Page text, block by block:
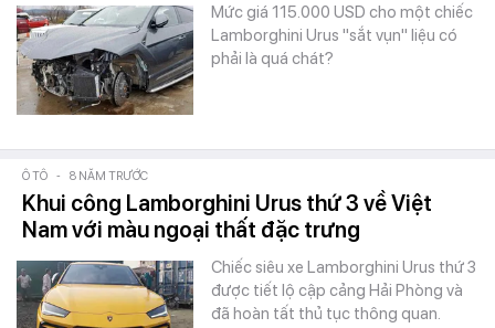
Mức giá 115.000 USD cho một chiếc
Lamborghini Urus "sắt vụn" liệu có
phải là quá chát?
Ô TÔ - 8 NĂM TRƯỚC
Khui công Lamborghini Urus thứ 3 về Việt
Nam với màu ngoại thất đặc trưng
Chiếc siêu xe Lamborghini Urus thứ 3
được tiết lộ cập cảng Hải Phòng và
đã hoàn tất thủ tục thông quan.